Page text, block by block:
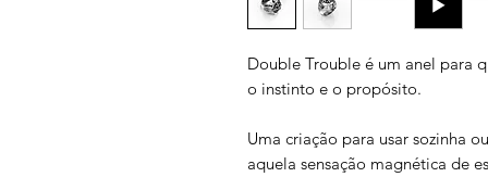
Double Trouble é um anel para
o instinto e o propósito.
Uma criação para usar sozinha
aquela sensação magnética de